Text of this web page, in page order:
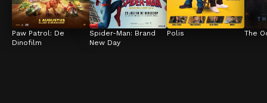
Paw Patrol: De
Dinofilm
Spider-Man: Brand
New Day
Polis The